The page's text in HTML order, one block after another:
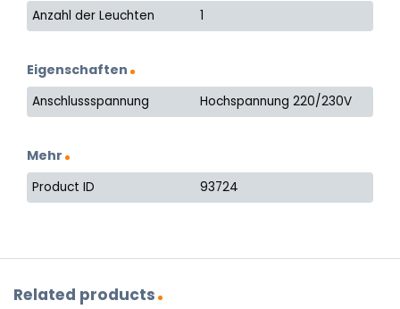
Anzahl der Leuchten
1
Eigenschaften
Anschlussspannung Hochspannung 220/230V
Mehr
Product ID 93724
Related products